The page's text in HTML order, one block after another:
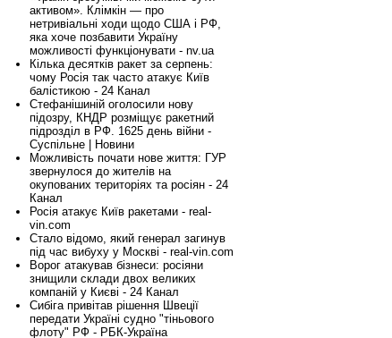
активом». Клімкін — про
нетривіальні ходи щодо США і РФ,
яка хоче позбавити Україну
можливості функціонувати - nv.ua
Кілька десятків ракет за серпень:
чому Росія так часто атакує Київ
балістикою - 24 Канал
Стефанішиній оголосили нову
підозру, КНДР розміщує ракетний
підрозділ в РФ. 1625 день війни -
Суспільне | Новини
Можливість почати нове життя: ГУР
звернулося до жителів на
окупованих територіях та росіян - 24
Канал
Росія атакує Київ ракетами - real-
vin.com
Стало відомо, який генерал загинув
під час вибуху у Москві - real-vin.com
Ворог атакував бізнеси: росіяни
знищили склади двох великих
компаній у Києві - 24 Канал
Сибіга привітав рішення Швеції
передати Україні судно "тіньового
флоту" РФ - РБК-Україна